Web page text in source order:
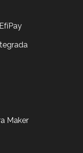
Maker